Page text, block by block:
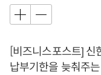
[비즈니스포스트] 신
납부기한을 늦춰주